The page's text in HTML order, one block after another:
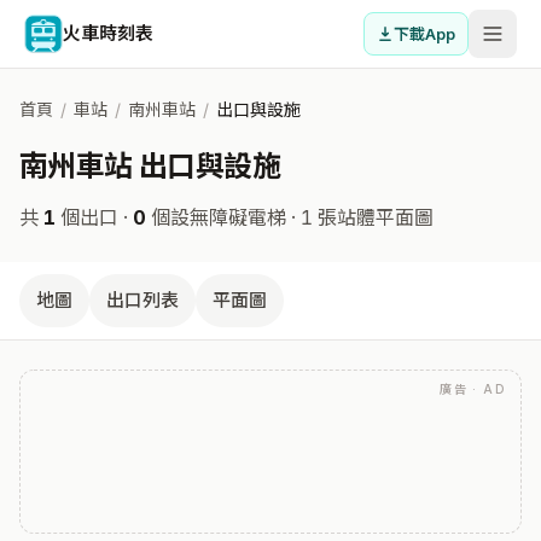
火車時刻表 下載App
首頁 / 車站 / 南州車站 / 出口與設施
南州車站 出口與設施
共 1 個出口 · 0 個設無障礙電梯 · 1 張站體平面圖
地圖 出口列表 平面圖
廣告 · AD